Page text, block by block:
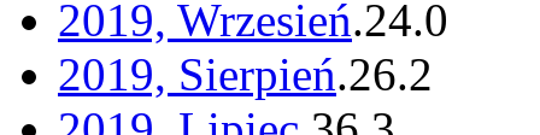
2019, Wrzesień.24.0
2019, Sierpień.26.2